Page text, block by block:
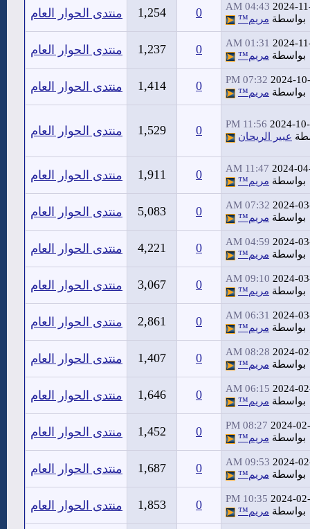
2024-
04:43 AM
بواسطة مريم™ 0
1,254 منتدى الحوار العام
2024-
01:31 AM
بواسطة مريم™ 0
1,237 منتدى الحوار العام
2024-
07:32 PM
بواسطة مريم™ 0
1,414 منتدى الحوار العام
2024-
11:56 PM
عبير الريحان 0
1,529 منتدى الحوار العام
2024-
11:47 AM
بواسطة مريم™ 0
1,911 منتدى الحوار العام
2024-
07:32 AM
بواسطة مريم™ 0
5,083 منتدى الحوار العام
2024-
04:59 AM
بواسطة مريم™ 0
4,221 منتدى الحوار العام
2024-
09:10 AM
بواسطة مريم™ 0
3,067 منتدى الحوار العام
2024-
06:31 AM
بواسطة مريم™ 0
2,861 منتدى الحوار العام
2024-
08:28 AM
بواسطة مريم™ 0
1,407 منتدى الحوار العام
2024-
06:15 AM
بواسطة مريم™ 0
1,646 منتدى الحوار العام
2024-
08:27 PM
بواسطة مريم™ 0
1,452 منتدى الحوار العام
2024-
09:53 AM
بواسطة مريم™ 0
1,687 منتدى الحوار العام
2024-
10:35 PM
بواسطة مريم™ 0
1,853 منتدى الحوار العام